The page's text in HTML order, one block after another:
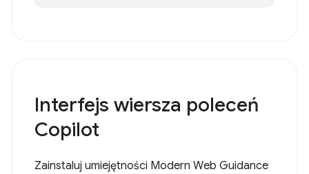
Interfejs wiersza poleceń
Copilot
Zainstaluj umiejętności Modern Web Guidance